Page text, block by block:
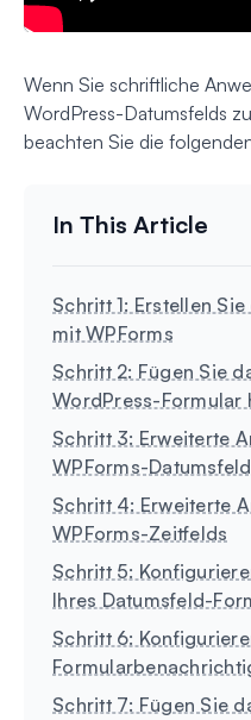
Wenn Sie schriftliche
WordPress-Datumsfelds
beachten Sie die
Schritt 1: Erstellen
mit WPForms
Schritt 2: Fügen Sie
WordPress-Formular
Schritt 3: Erweiterte
WPForms-
Schritt 4: Erweiterte
WPForms-Zeitfelds
Schritt 5:
Ihres Datumsfeld-
Schritt 6:
Schritt 7: Fügen Sie